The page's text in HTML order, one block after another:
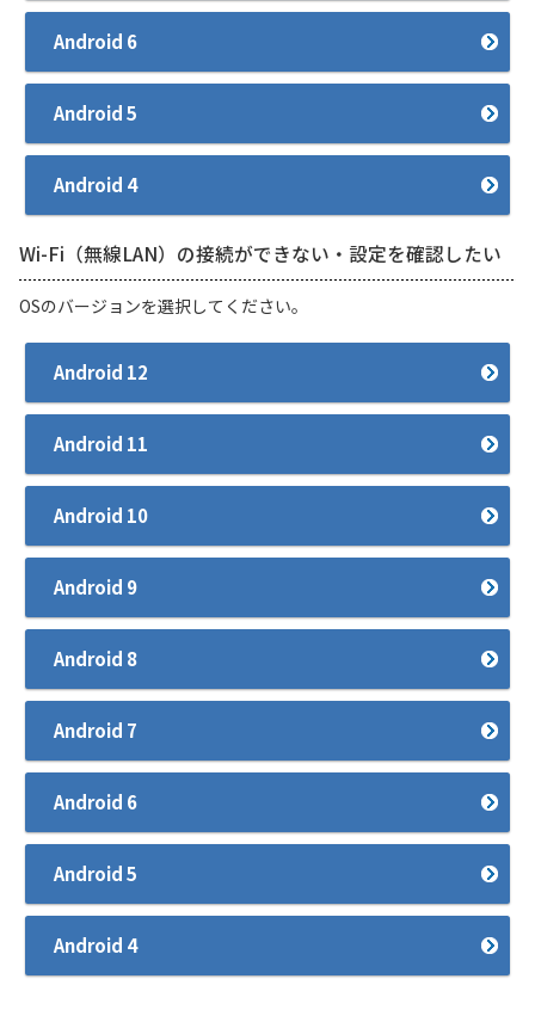
Android 6
Android 5
Android 4
Wi-Fi（無線LAN）の接続ができない・設定を確認したい
OSのバージョンを選択してください。
Android 12
Android 11
Android 10
Android 9
Android 8
Android 7
Android 6
Android 5
Android 4